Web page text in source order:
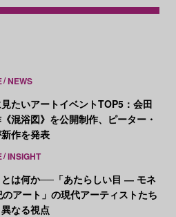
NEWS
たいアートイベントTOP5：会田
混浴図》を公開制作、ピーター・
作を発表
INSIGHT
とは何か──「あたらしい目 ― モネ
のアート」の現代アーティストたち
なる視点